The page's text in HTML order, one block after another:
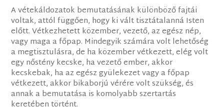
A vétekáldozatok bemutatásának különböző fajtái
voltak, attól függően, hogy ki vált tisztátalanná Isten
előtt. Vétkezhetett közember, vezető, az egész nép,
vagy maga a főpap. Mindegyik számára volt lehetőség
a megtisztulásra, de ha közember vétkezett, elég volt
egy nőstény kecske, ha vezető ember, akkor
kecskebak, ha az egész gyülekezet vagy a főpap
vétkezett, akkor bikaborjú vérére volt szükség, és
annak a bemutatása is komolyabb szertartás
keretében történt.